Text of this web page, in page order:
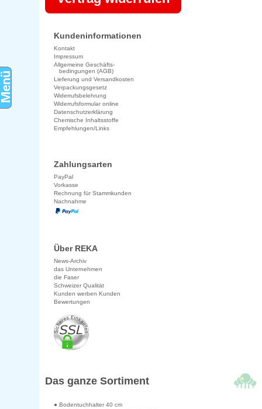
Kundeninformationen
Kontakt
Impressum
Allgemeine Geschäfts-
bedingungen (AGB)
Lieferung und Versandkosten
Verpackungsgesetz
Widerrufsbelehrung
Widerrufsformular online
Datenschutzerklärung
Chemische Inhaltsstoffe
Empfehlungen/Links
Zahlungsarten
PayPal
Vorkasse
Rechnung für Stammkunden
Nachnahme
Über REKA
News-Archiv
das Unternehmen
die Faser
Schweizer Qualität
Kunden werben Kunden
Bewertungen
Das ganze Sortiment
● Bodentuchhalter 40 cm